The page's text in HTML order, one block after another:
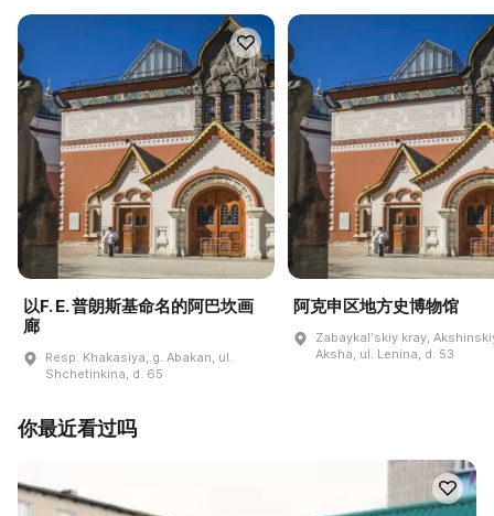
以F. E. 普朗斯基命名的阿巴坎画
廊
Resp. Khakasiya, g. Abakan, ul.
Shchetinkina, d. 65
阿克申区地方史博物馆
Zabaykalʹskiy kray,
Aksha, ul. Lenina, d. 53
你最近看过吗